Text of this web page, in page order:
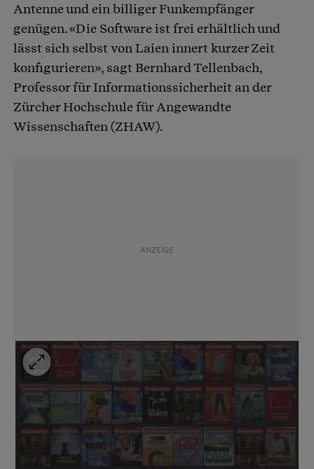
Antenne und ein billiger Funkempfänger
genügen. «Die Software ist frei erhältlich und
lässt sich selbst von Laien innert kurzer Zeit
konfigurieren», sagt Bernhard Tellenbach,
Professor für Informationssicherheit an der
Zürcher Hochschule für Angewandte
Wissenschaften (ZHAW).